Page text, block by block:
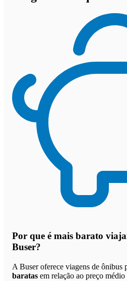
Por que é mais barato
Buser?
A Buser oferece viagens de ônibus
baratas em relação ao preço